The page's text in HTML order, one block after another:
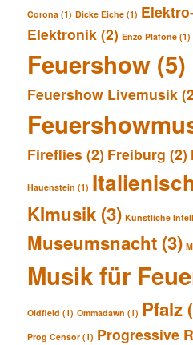
Corona (1) Dicke Eiche (1)
Elektronik (2) Enzo Plafone (1)
Feuershow (5)
Feuershow Livemusik
Fireflies (2) Freiburg (2)
Hauenstein (1)
KImusik (3) Künstliche
Museumsnacht (3)
Musik für
Oldfield (1) Ommadawn (1) Pfalz
Prog Censor (1) Progressive